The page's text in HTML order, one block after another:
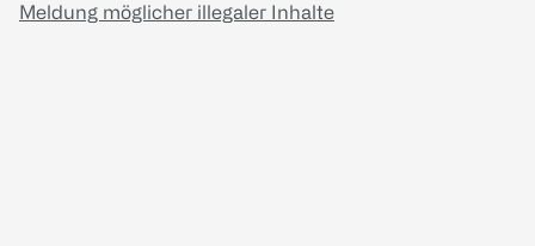
Meldung möglicher illegaler Inhalte